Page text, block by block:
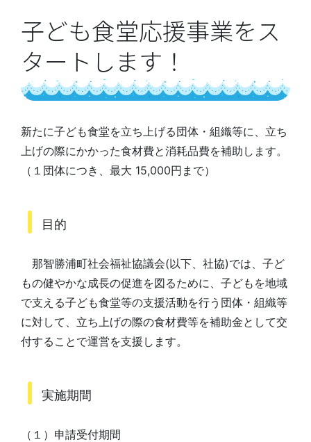
子ども食堂応援事業をス
タートします！
新たに子ども食堂を立ち上げる団体・組織等に、立ち
上げの際にかかった食材費と消耗品費を補助します。
（１団体につき、最大 15,000円まで）
目的
那智勝浦町社会福祉協議会(以下、社協)では、子ど
もの健やかな成長の促進を図るために、子どもを地域
で支える子ども食堂等の支援活動を行う団体・組織等
に対して、立ち上げの際の食材費等を補助金として交
付することで運営を支援します。
実施期間
（１）申請受付期間